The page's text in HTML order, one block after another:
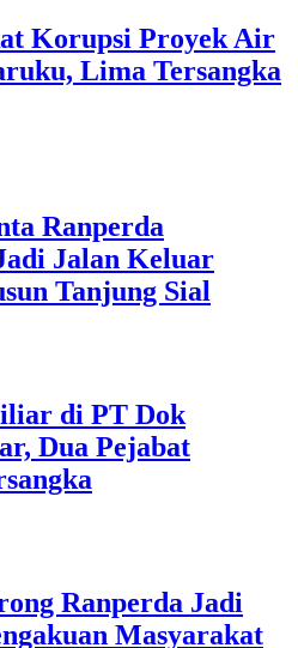
Korupsi Proyek Air
Lima Tersangka
Ranperda
Jalan Keluar
Tanjung Sial
di PT Dok
Dua Pejabat
Ranperda Jadi
Masyarakat